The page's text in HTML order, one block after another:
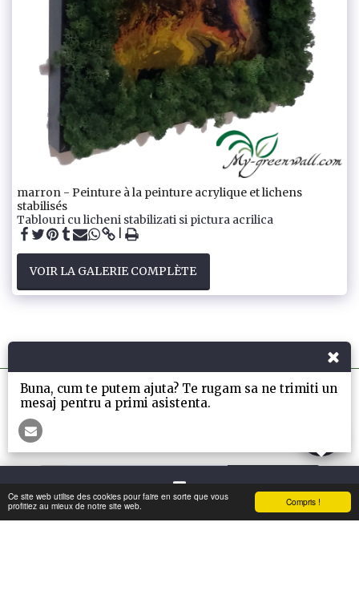
Compris !
Ce site web utilise des cookies pour faire en sorte que vous
profitiez au mieux de notre site web.
marron - Peinture à la peinture acrylique et lichens
stabilisés
Tablouri cu licheni stabilizati si pictura acrilica
VOIR LA GALERIE COMPLÈTE
S'ABONNER
Droits d'auteur © 2026 Tous droits réservés -Mon-Greenwall
Contact
Buna, cum te putem ajuta? Te rugam sa ne trimiti un
mesaj pentru a primi asistenta.